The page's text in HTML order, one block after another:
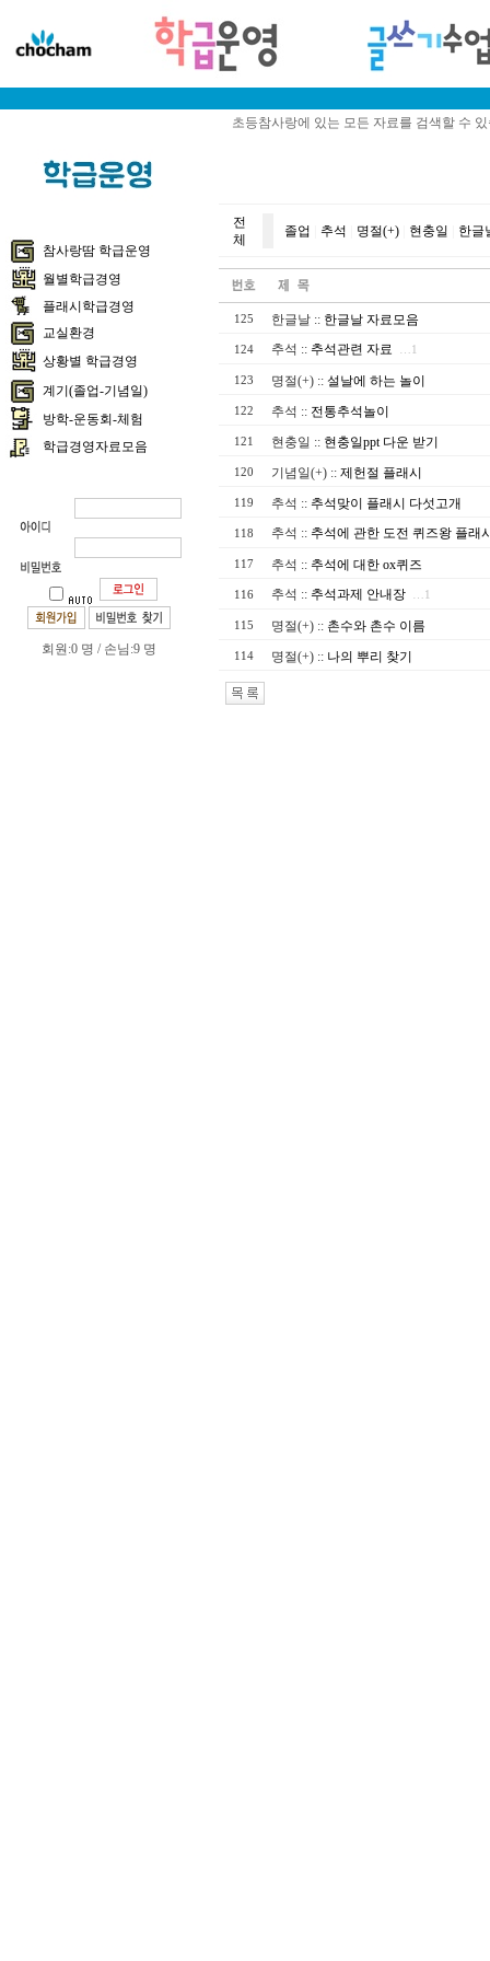
초등참사랑에 있는 모든 자료를 검색할 수
참사랑땀 학급운영
월별학급경영
플래시학급경영
교실환경
상황별 학급경영
계기(졸업-기념일)
방학-운동회-체험
학급경영자료모음
회원:0 명 / 손님:9 명
전
체
졸업 추석 명절(+) 현충일 한글
125 한글날 :: 한글날 자료모음
124 추석 :: 추석관련 자료 …1
123 명절(+) :: 설날에 하는 놀이
122 추석 :: 전통추석놀이
121 현충일 :: 현충일ppt 다운 받기
120 기념일(+) :: 제헌절 플래시
119 추석 :: 추석맞이 플래시 다섯고개
118 추석 :: 추석에 관한 도전 퀴즈왕 플래
117 추석 :: 추석에 대한 ox퀴즈
116 추석 :: 추석과제 안내장 …1
115 명절(+) :: 촌수와 촌수 이름
114 명절(+) :: 나의 뿌리 찾기